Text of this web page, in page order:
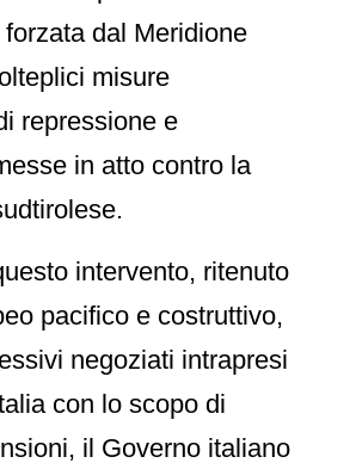
dal Meridione
misure
repressione e
in atto contro la
intervento, ritenuto
pacifico e costruttivo,
negoziati intrapresi
con lo scopo di
il Governo italiano